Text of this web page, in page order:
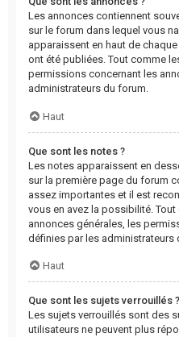
Les annonces contiennent
sur le forum dans lequel vous
apparaissent en haut de
ont été publiées. Tout comme
permissions concernant les
administrateurs du forum.
Haut
Que sont les notes ?
Les notes apparaissent en
sur la première page du forum
assez importantes et il est
vous en avez la possibilité.
annonces générales, les
définies par les administrateurs
Haut
Que sont les sujets verrouillés ?
Les sujets verrouillés sont des
utilisateurs ne peuvent plus